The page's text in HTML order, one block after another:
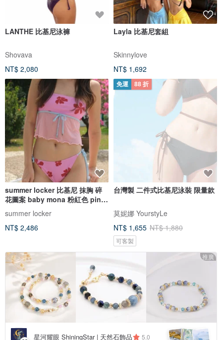
LANTHE 比基尼泳褲
Shovava
NT$ 2,080
Layla 比基尼套組
Skinnylove
NT$ 1,692
summer locker 比基尼 抹胸 碎
花圖案 baby mona 粉紅色 pink
summer locker
NT$ 2,486
免運 88 折
台灣製 二件式比基尼泳裝 限量款
莫妮娜 YourstyLe
NT$ 1,655 NT$ 1,880
可客製
推廣
星河耀眼 ShiningStar | 天然石飾品 5.0